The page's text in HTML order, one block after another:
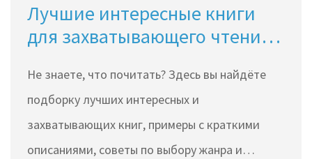
Лучшие интересные книги
для захватывающего чтения:
советами
Не знаете, что почитать? Здесь вы найдёте
подборку лучших интересных и
захватывающих книг, примеры с краткими
описаниями, советы по выбору жанра и